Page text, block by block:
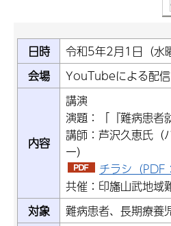
日時
令和5年2月1日（水
会場
YouTubeによる配信
内容
講演
演題：「『難病患者
講師：芦沢久恵氏（
ー）
チラシ（PDF
共催：印旛山武地域
対象
難病患者、長期療養